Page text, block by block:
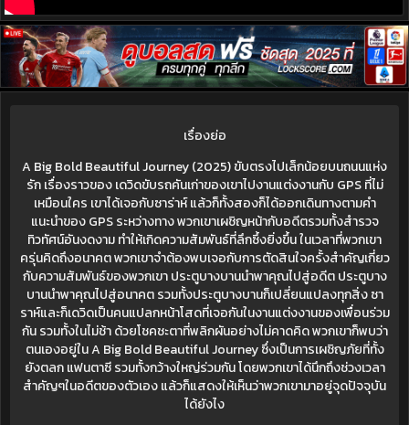
เรื่องย่อ
A Big Bold Beautiful Journey (2025) ขับตรงไปเล็กน้อยบนถนนแห่ง
รัก เรื่องราวของ เดวิดขับรถคันเก่าของเขาไปงานแต่งงานกับ GPS ที่ไม่
เหมือนใคร เขาได้เจอกับซาร่าห์ แล้วก็ทั้งสองก็ได้ออกเดินทางตามคำ
แนะนำของ GPS ระหว่างทาง พวกเขาเผชิญหน้ากับอดีตรวมทั้งสำรวจ
ทิวทัศน์อันงดงาม ทำให้เกิดความสัมพันธ์ที่ลึกซึ้งยิ่งขึ้น ในเวลาที่พวกเขา
ครุ่นคิดถึงอนาคต พวกเขาจำต้องพบเจอกับการตัดสินใจครั้งสำคัญเกี่ยว
กับความสัมพันธ์ของพวกเขา ประตูบางบานนำพาคุณไปสู่อดีต ประตูบาง
บานนำพาคุณไปสู่อนาคต รวมทั้งประตูบางบานก็เปลี่ยนแปลงทุกสิ่ง ซา
ราห์และก็เดวิดเป็นคนแปลกหน้าโสดที่เจอกันในงานแต่งงานของเพื่อนร่วม
กัน รวมทั้งในไม่ช้า ด้วยโชคชะตาที่พลิกผันอย่างไม่คาดคิด พวกเขาก็พบว่า
ตนเองอยู่ใน A Big Bold Beautiful Journey ซึ่งเป็นการเผชิญภัยที่ทั้ง
ยังตลก แฟนตาซี รวมทั้งกว้างใหญ่ร่วมกัน โดยพวกเขาได้นึกถึงช่วงเวลา
สำคัญๆในอดีตของตัวเอง แล้วก็แสดงให้เห็นว่าพวกเขามาอยู่จุดปัจจุบัน
ได้ยังไง